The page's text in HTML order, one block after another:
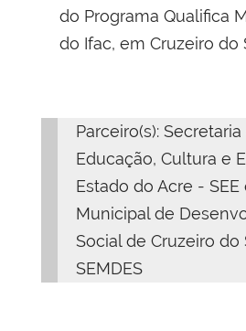
do Programa Qualifica
do Ifac, em Cruzeiro do
Parceiro(s): Secretaria
Educação, Cultura e
Estado do Acre - SEE
Municipal de
Social de Cruzeiro do
SEMDES